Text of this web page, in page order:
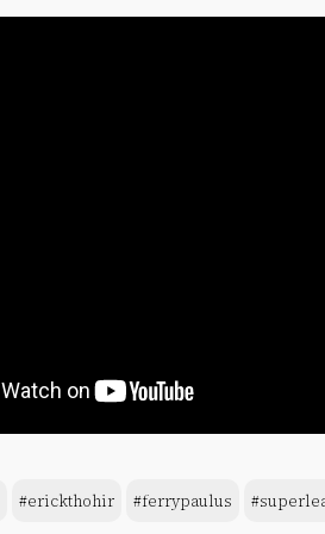
#erickthohir #ferrypaulus